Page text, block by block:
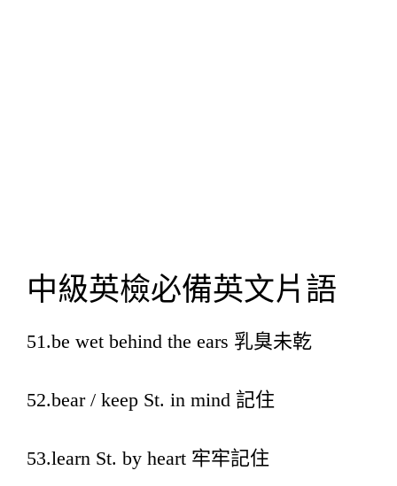
中級英檢必備英文片語
51.be wet behind the ears 乳臭未乾
52.bear / keep St. in mind 記住
53.learn St. by heart 牢牢記住